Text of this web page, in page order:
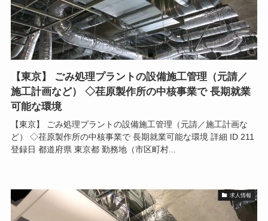
【東京】 ごみ処理プラントの設備施工管理（元請／
施工計画など） ◇荏原製作所の中核事業で 長期就業
可能な環境
【東京】 ごみ処理プラントの設備施工管理（元請／施工計画な
ど） ◇荏原製作所の中核事業で 長期就業可能な環境 詳細 ID 211
登録日 都道府県 東京都 勤務地（市区町村...
求人情報